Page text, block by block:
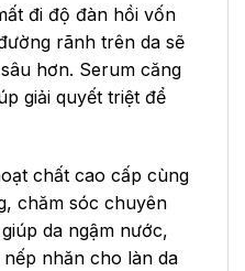
đi độ đàn hồi vốn
rãnh trên da sẽ
hơn. Serum căng
giải quyết triệt để
chất cao cấp cùng
chăm sóc chuyên
da ngậm nước,
nhăn cho làn da